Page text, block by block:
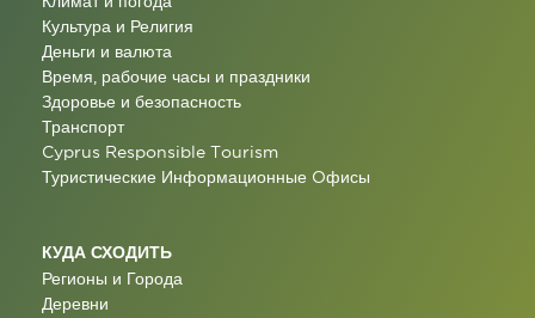
Культура и Религия
Деньги и валюта
Время, рабочие часы и праздники
Здоровье и безопасность
Транспорт
Cyprus Responsible Tourism
Туристические Информационные Oфисы
КУДА СХОДИТЬ
Регионы и Города
Деревни